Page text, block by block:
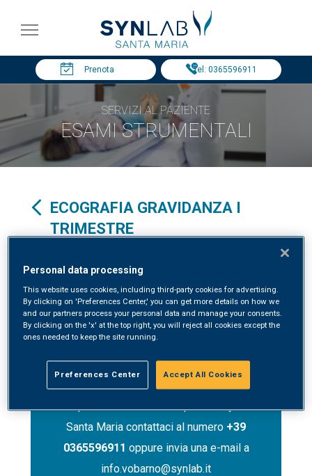
Prenota Tel: 0365596911
SERVIZI AL PAZIENTE
ESAMI STRUMENTALI
ECOGRAFIA GRAVIDANZA I
TRIMESTRE
Specialità clinica in:GINECOLOGIA ED OSTETRICIA
Contatti
Per prenotare un servizio presso Synlab
Santa Maria contattaci al numero +39
0365596911 oppure invia una e-mail a
info.vobarno@synlab.it
Personal data processing
This website uses cookies, including third-party cookies for advertising.
By clicking on 'Preferences Center,' you can get more details on how we
and our partners process your personal data and manage your consents.
By clicking on the 'x' at the top right, you will reject all cookies except the
ones needed to keep the site running.
Preferences Center Accept All Cookies